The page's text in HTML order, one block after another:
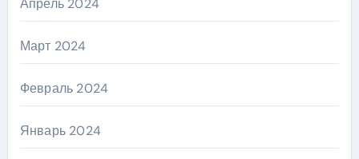
Апрель 2024
Март 2024
Февраль 2024
Январь 2024